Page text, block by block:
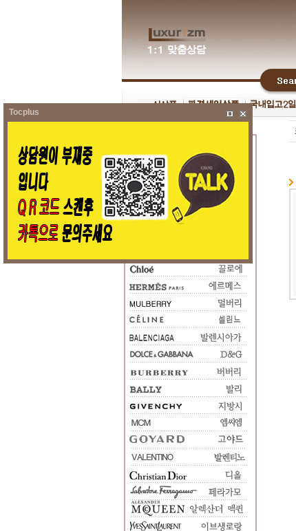
Tocplus